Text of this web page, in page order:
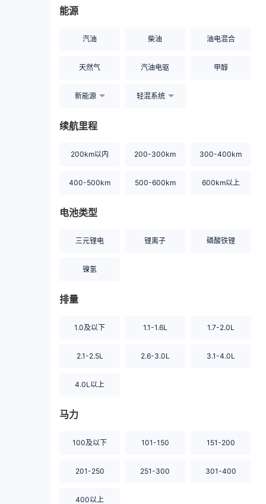
能源
汽油 柴油 油电混合
天然气 汽油电驱 甲醇
新能源 轻混系统
续航里程
200km以内 200-300km 300-400km
400-500km 500-600km 600km以上
电池类型
三元锂电 锂离子 磷酸铁锂
镍氢
排量
1.0及以下 1.1-1.6L 1.7-2.0L
2.1-2.5L 2.6-3.0L 3.1-4.0L
4.0L以上
马力
100及以下 101-150 151-200
201-250 251-300 301-400
400以上